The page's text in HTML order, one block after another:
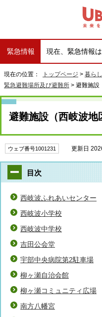
緊急情報 現在、緊急情報
現在の位置： トップページ > 暮ら
緊急避難場所及び避難所 > 避難施設
避難施設（西岐波地
ウェブ番号1001231 更新日
目次
西岐波ふれあいセンター
西岐波小学校
西岐波中学校
吉田公会堂
宇部中央病院第2駐車場
柳ヶ瀬自治会館
柳ヶ瀬コミュニティ広場
南方八幡宮